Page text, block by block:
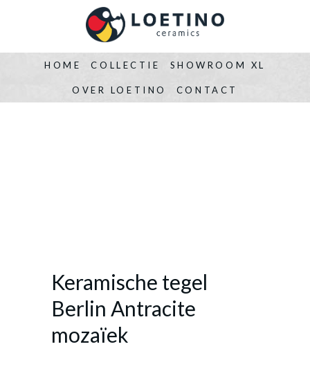
HOME COLLECTIE SHOWROOM XL
OVER LOETINO CONTACT
Keramische tegel
Berlin Antracite
mozaïek